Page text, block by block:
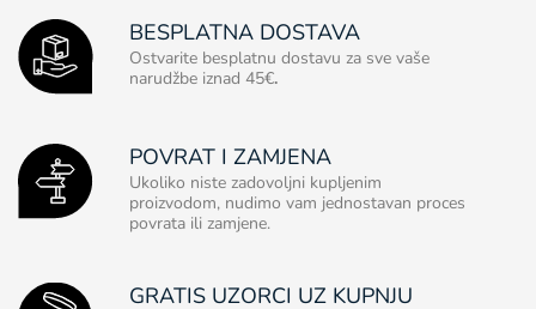
BESPLATNA DOSTAVA
Ostvarite besplatnu dostavu za sve vaše
narudžbe iznad 45€.
POVRAT I ZAMJENA
Ukoliko niste zadovoljni kupljenim
proizvodom, nudimo vam jednostavan proces
povrata ili zamjene.
GRATIS UZORCI UZ KUPNJU